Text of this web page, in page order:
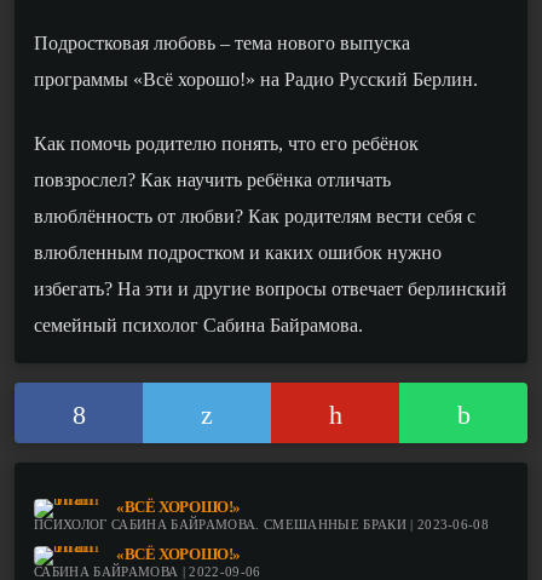
Подростковая любовь – тема нового выпуска
программы «Всё хорошо!» на Радио Русский Берлин.
Как помочь родителю понять, что его ребёнок
повзрослел? Как научить ребёнка отличать
влюблённость от любви? Как родителям вести себя с
влюбленным подростком и каких ошибок нужно
избегать? На эти и другие вопросы отвечает берлинский
семейный психолог Сабина Байрамова.
«ВСЁ ХОРОШО!»
ПСИХОЛОГ САБИНА БАЙРАМОВА. СМЕШАННЫЕ БРАКИ | 2023-06-08
«ВСЁ ХОРОШО!»
САБИНА БАЙРАМОВА | 2022-09-06